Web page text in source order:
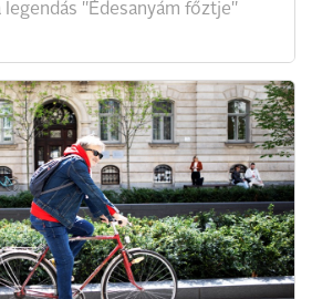
legendás "Édesanyám főztje"